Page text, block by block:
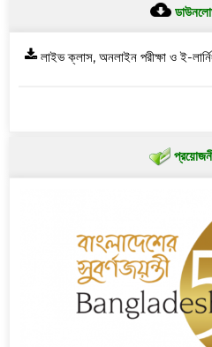
লাইভ ক্লাস, অনলাইন পরীক্ষা ও ই-